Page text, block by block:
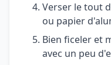
Verser le tout
ou papier
Bien ficeler et
avec un peu